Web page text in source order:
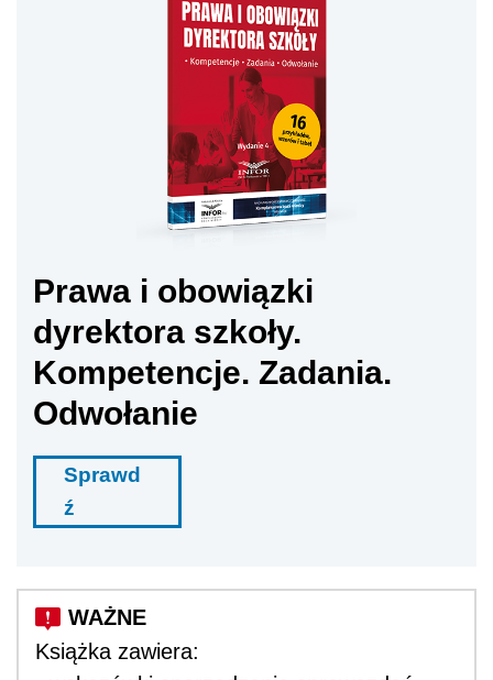
Prawa i obowiązki
dyrektora szkoły.
Kompetencje. Zadania.
Odwołanie
Sprawd
ź
Książka zawiera: